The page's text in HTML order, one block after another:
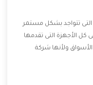
تتواجد بشكل مستمر
كل الأجهزة التى تقدمها
ولأنها شركة
التى تسهل على